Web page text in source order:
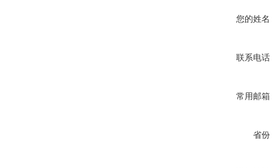
您的姓名
联系电话
常用邮箱
省份